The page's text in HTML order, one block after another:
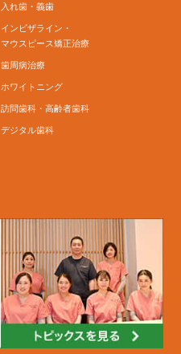
入れ歯・義歯
インビザライン・
マウスピース矯正治療
歯周病治療
ホワイトニング
訪問歯科・高齢者歯科
デジタル歯科